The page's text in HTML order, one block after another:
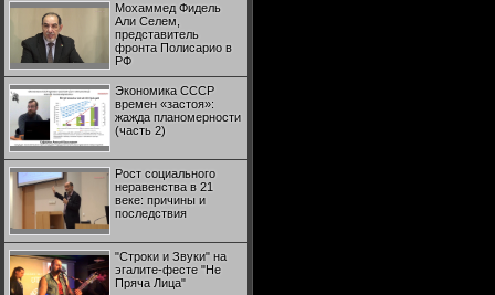
Мохаммед Фидель
Али Селем,
представитель
фронта Полисарио в
РФ
Экономика СССР
времен «застоя»:
жажда планомерности
(часть 2)
Рост социального
неравенства в 21
веке: причины и
последствия
"Строки и Звуки" на
эгалите-фесте "Не
Пряча Лица"